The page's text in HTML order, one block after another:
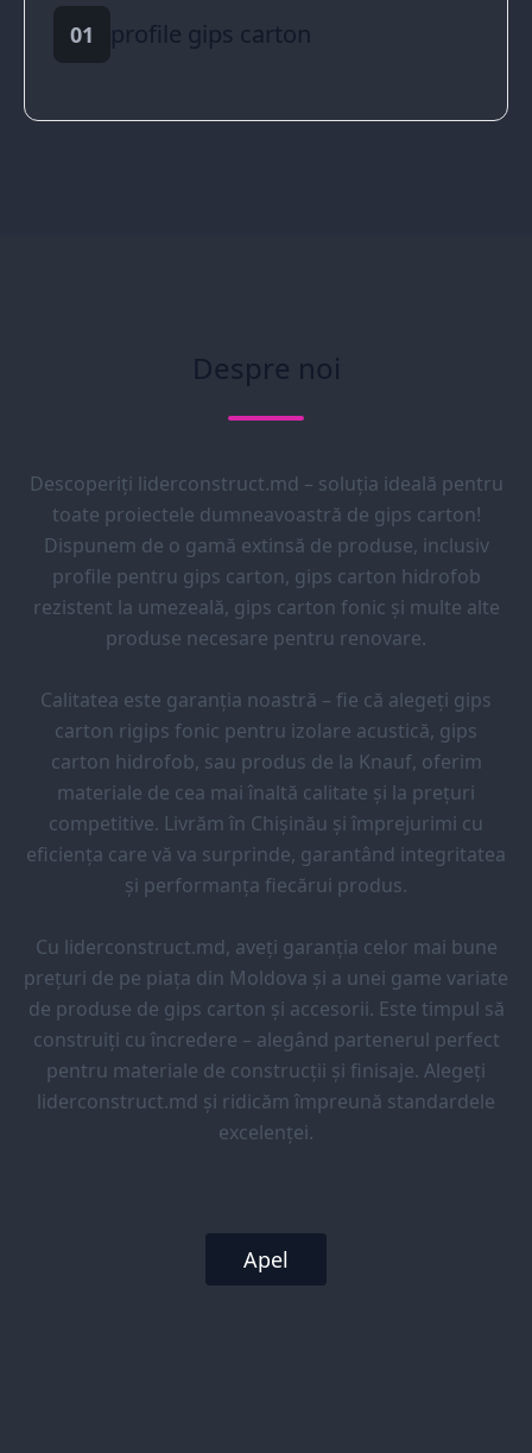
01 profile gips carton
Despre noi
Descoperiți liderconstruct.md – soluția ideală pentru
toate proiectele dumneavoastră de gips carton!
Dispunem de o gamă extinsă de produse, inclusiv
profile pentru gips carton, gips carton hidrofob
rezistent la umezeală, gips carton fonic și multe alte
produse necesare pentru renovare.
Calitatea este garanția noastră – fie că alegeți gips
carton rigips fonic pentru izolare acustică, gips
carton hidrofob, sau produs de la Knauf, oferim
materiale de cea mai înaltă calitate și la prețuri
competitive. Livrăm în Chișinău și împrejurimi cu
eficiența care vă va surprinde, garantând integritatea
și performanța fiecărui produs.
Cu liderconstruct.md, aveți garanția celor mai bune
prețuri de pe piața din Moldova și a unei game variate
de produse de gips carton și accesorii. Este timpul să
construiți cu încredere – alegând partenerul perfect
pentru materiale de construcții și finisaje. Alegeți
liderconstruct.md și ridicăm împreună standardele
excelenței.
Apel